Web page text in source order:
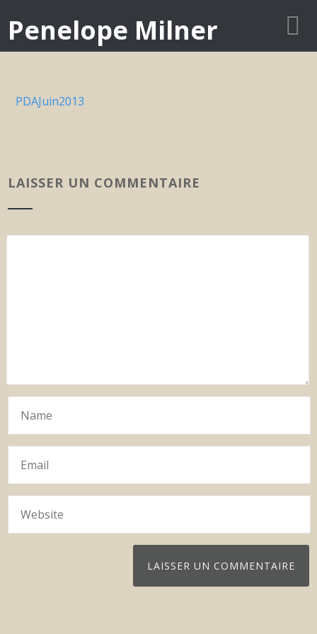
Penelope Milner
PDAJuin2013
LAISSER UN COMMENTAIRE